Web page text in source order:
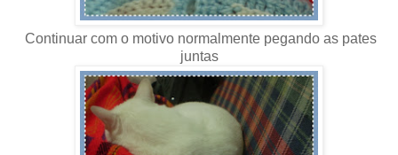
Continuar com o motivo normalmente pegando as pates
juntas